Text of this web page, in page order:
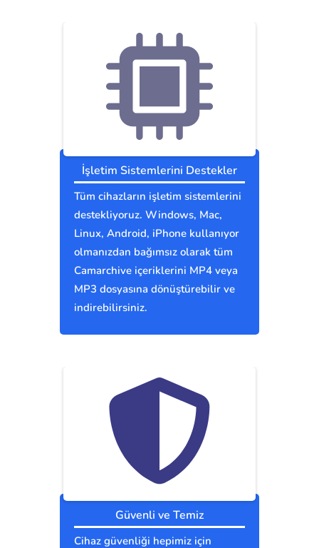
İşletim Sistemlerini Destekler
Tüm cihazların işletim sistemlerini
destekliyoruz. Windows, Mac,
Linux, Android, iPhone kullanıyor
olmanızdan bağımsız olarak tüm
Camarchive içeriklerini MP4 veya
MP3 dosyasına dönüştürebilir ve
indirebilirsiniz.
Güvenli ve Temiz
Cihaz güvenliği hepimiz için